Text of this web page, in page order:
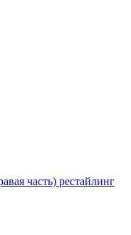
часть) рестайлинг